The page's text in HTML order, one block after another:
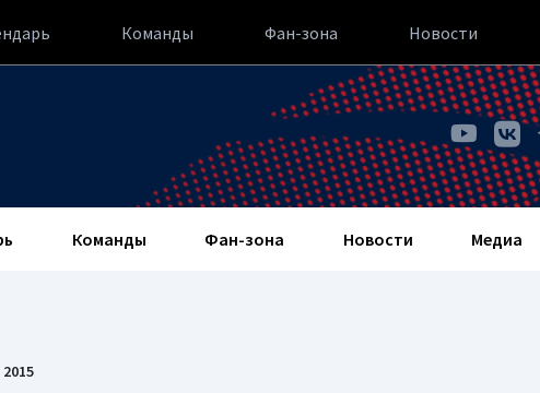
Команды Фан-зона Новости
Команды Фан-зона Новости Медиа